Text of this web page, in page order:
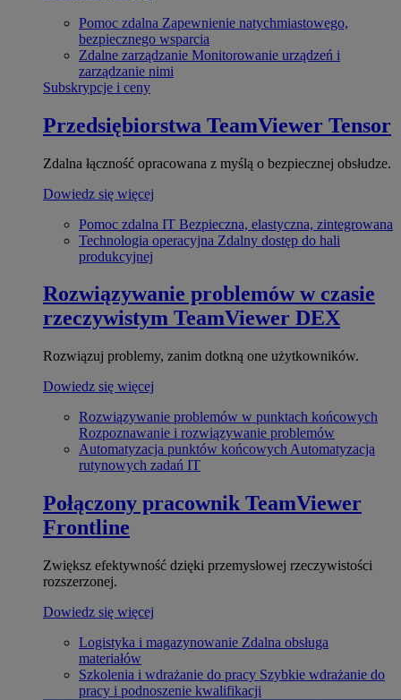
Pomoc zdalna Zapewnienie natychmiastowego,
bezpiecznego wsparcia
Zdalne zarządzanie Monitorowanie urządzeń i
zarządzanie nimi
Subskrypcje i ceny
Przedsiębiorstwa TeamViewer Tensor
Zdalna łączność opracowana z myślą o bezpiecznej obsłudze.
Dowiedz się więcej
Pomoc zdalna IT Bezpieczna, elastyczna, zintegrowana
Technologia operacyjna Zdalny dostęp do hali
produkcyjnej
Rozwiązywanie problemów w czasie
rzeczywistym TeamViewer DEX
Rozwiązuj problemy, zanim dotkną one użytkowników.
Dowiedz się więcej
Rozwiązywanie problemów w punktach końcowych
Rozpoznawanie i rozwiązywanie problemów
Automatyzacja punktów końcowych Automatyzacja
rutynowych zadań IT
Połączony pracownik TeamViewer
Frontline
Zwiększ efektywność dzięki przemysłowej rzeczywistości
rozszerzonej.
Dowiedz się więcej
Logistyka i magazynowanie Zdalna obsługa
materiałów
Szkolenia i wdrażanie do pracy Szybkie wdrażanie do
pracy i podnoszenie kwalifikacji